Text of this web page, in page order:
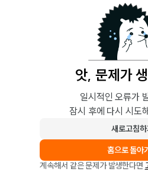
앗, 문제가
일시적인 오류가
잠시 후에 다시 시도
새로고침
홈으로 돌아
계속해서 같은 문제가 발생한다면